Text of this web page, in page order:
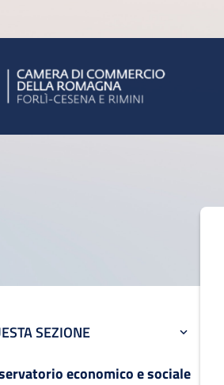
SEZIONE
economico e sociale